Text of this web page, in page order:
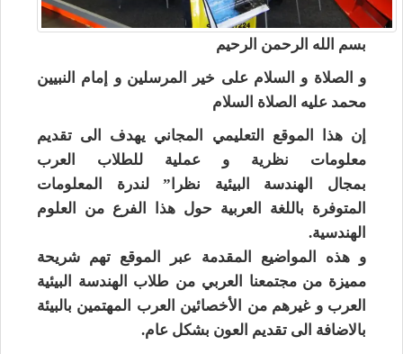
بسم الله الرحمن الرحيم
و الصلاة و السلام على خير المرسلين و إمام النبيين
محمد عليه الصلاة السلام
إن هذا الموقع التعليمي المجاني يهدف الى تقديم
معلومات نظرية و عملية للطلاب العرب
بمجال الهندسة البيئية نظرا” لندرة المعلومات
المتوفرة باللغة العربية حول هذا الفرع من العلوم
الهندسية.
و هذه المواضيع المقدمة عبر الموقع تهم شريحة
مميزة من مجتمعنا العربي من طلاب الهندسة البيئية
العرب و غيرهم من الأخصائين العرب المهتمين بالبيئة
بالاضافة الى تقديم العون بشكل عام.